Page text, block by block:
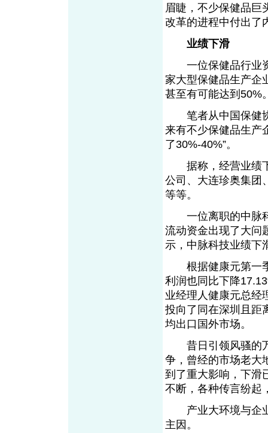
眉睫，不少保健品巨
改革的进程中付出了
业绩下滑
一位保健品行业资
家大型保健品生产企
甚至有可能达到50%
笔者从中国保健协
来有不少保健品生产
了30%-40%”。
据称，经营业绩下
公司、大连珍奥集团
等等。
一位离职的中脉科
流动资金出现了大问
示，中脉科技业绩下
根据健康元第一季
利润也同比下降
业经理人健康元总经
投向了同在深圳且距
均出口国外市场。
昔日引领风骚的万
争，曾经的市场老大
到了重大影响，下滑
不断，各种传言纷起
产业大环境与企业
主因。